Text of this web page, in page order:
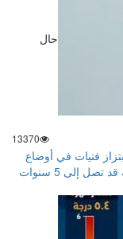
حال
13370
فتيات في أوضاع
مخلة وغضب واسع على فيسبوك.. العقوبة قد تصل إلى 5 سنوات